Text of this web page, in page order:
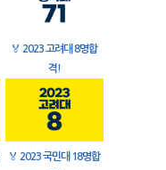
🏅 2023 고려대 8명합
격!
🏅 2023 국민대 18명합